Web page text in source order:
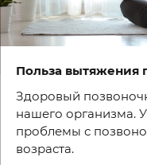
Польза вытяжения
Здоровый
нашего организма.
проблемы с
возраста.